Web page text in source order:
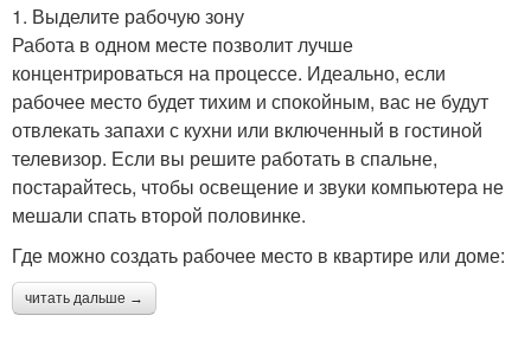
1. Выделите рабочую зону
Работа в одном месте позволит лучше
концентрироваться на процессе. Идеально, если
рабочее место будет тихим и спокойным, вас не будут
отвлекать запахи с кухни или включенный в гостиной
телевизор. Если вы решите работать в спальне,
постарайтесь, чтобы освещение и звуки компьютера не
мешали спать второй половинке.
Где можно создать рабочее место в квартире или доме:
читать дальше →